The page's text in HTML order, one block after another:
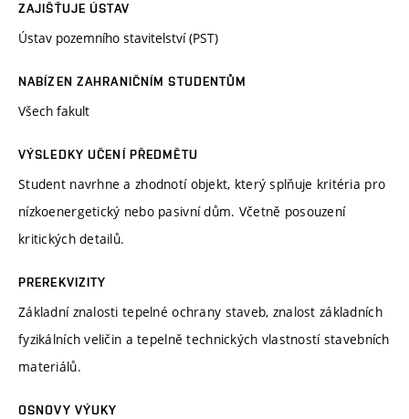
ZAJIŠŤUJE ÚSTAV
Ústav pozemního stavitelství (PST)
NABÍZEN ZAHRANIČNÍM STUDENTŮM
Všech fakult
VÝSLEDKY UČENÍ PŘEDMĚTU
Student navrhne a zhodnotí objekt, který splňuje kritéria pro
nízkoenergetický nebo pasivní dům. Včetně posouzení
kritických detailů.
PREREKVIZITY
Základní znalosti tepelné ochrany staveb, znalost základních
fyzikálních veličin a tepelně technických vlastností stavebních
materiálů.
OSNOVY VÝUKY